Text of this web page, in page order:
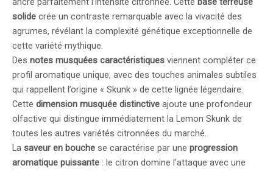
solide crée un contraste remarquable avec la vivacité des
agrumes, révélant la complexité génétique exceptionnelle de
cette variété mythique.
Des notes musquées caractéristiques viennent compléter ce
profil aromatique unique, avec des touches animales subtiles
qui rappellent l’origine « Skunk » de cette lignée légendaire.
Cette dimension musquée distinctive ajoute une profondeur
olfactive qui distingue immédiatement la Lemon Skunk de
toutes les autres variétés citronnées du marché.
La saveur en bouche se caractérise par une progression
aromatique puissante : le citron domine l’attaque avec une